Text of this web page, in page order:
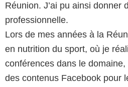
Réunion. J’ai pu ainsi donner
professionnelle.
Lors de mes années à la
en nutrition du sport, où je
conférences dans le
des contenus Facebook pour